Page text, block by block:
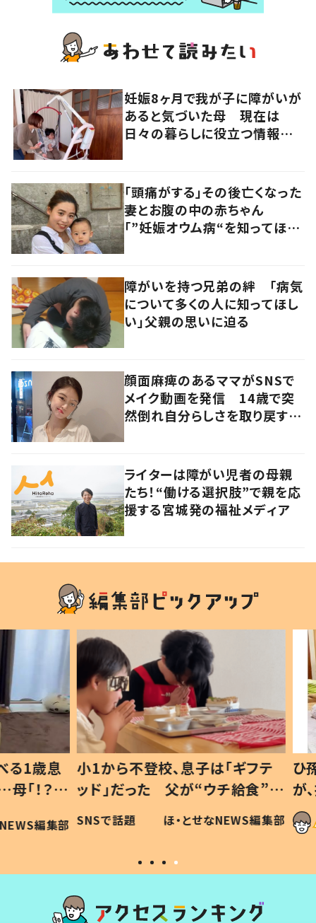
妊娠8ヶ月で我が子に障がいが
あると気づいた母 現在は
日々の暮らしに役立つ情報を
「頭痛がする」その後亡くなった
妻とお腹の中の赤ちゃん
「”妊娠オウム病“を知ってほし
障がいを持つ兄弟の絆 「病気
について多くの人に知ってほし
い」父親の思いに迫る
顔面麻痺のあるママがSNSで
メイク動画を発信 14歳で突
然倒れ自分らしさを取り戻すま
ライターは障がい児者の母親
たち！“働ける選択肢”で親を応
援する宮城発の福祉メディア
歳息
？」
編集部
小1から不登校、息子は「ギフテ
ッド」だった 父が“ウチ給食”を
作り続ける理由とは #令和の親
#令和の子
SNSで話題 ほ・とせなNEWS編集部
ひ孫
が、
「涙
い」